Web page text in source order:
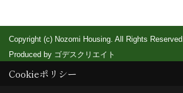
Copyright (c) Nozomi Housing. All Rights Reserved.
Produced by ゴデスクリエイト
Cookieポリシー